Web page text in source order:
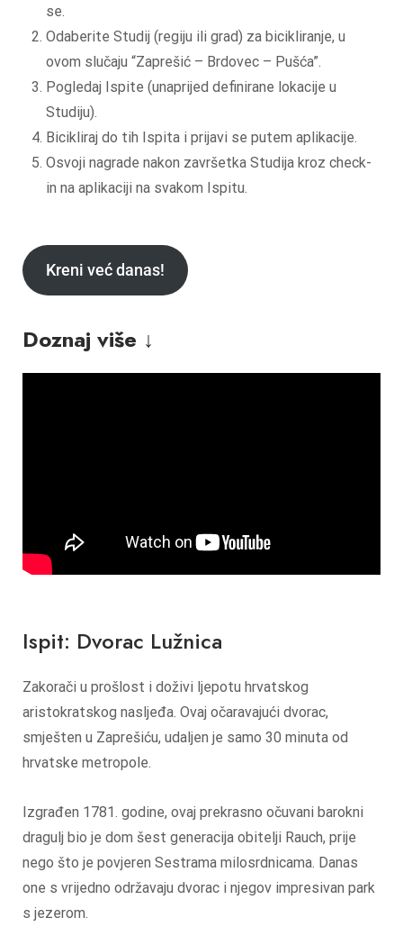
se.
Odaberite Studij (regiju ili grad) za bicikliranje, u
ovom slučaju “Zaprešić – Brdovec – Pušća”.
Pogledaj Ispite (unaprijed definirane lokacije u
Studiju).
Bicikliraj do tih Ispita i prijavi se putem aplikacije.
Osvoji nagrade nakon završetka Studija kroz check-
in na aplikaciji na svakom Ispitu.
Kreni već danas!
Doznaj više ↓
Ispit: Dvorac Lužnica
Zakorači u prošlost i doživi ljepotu hrvatskog
aristokratskog nasljeđa. Ovaj očaravajući dvorac,
smješten u Zaprešiću, udaljen je samo 30 minuta od
hrvatske metropole.
Izgrađen 1781. godine, ovaj prekrasno očuvani barokni
dragulj bio je dom šest generacija obitelji Rauch, prije
nego što je povjeren Sestrama milosrdnicama. Danas
one s vrijedno održavaju dvorac i njegov impresivan park
s jezerom.